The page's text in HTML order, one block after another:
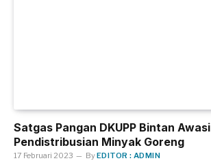
Satgas Pangan DKUPP Bintan Awasi
Pendistribusian Minyak Goreng
17 Februari 2023 ByEDITOR : ADMIN